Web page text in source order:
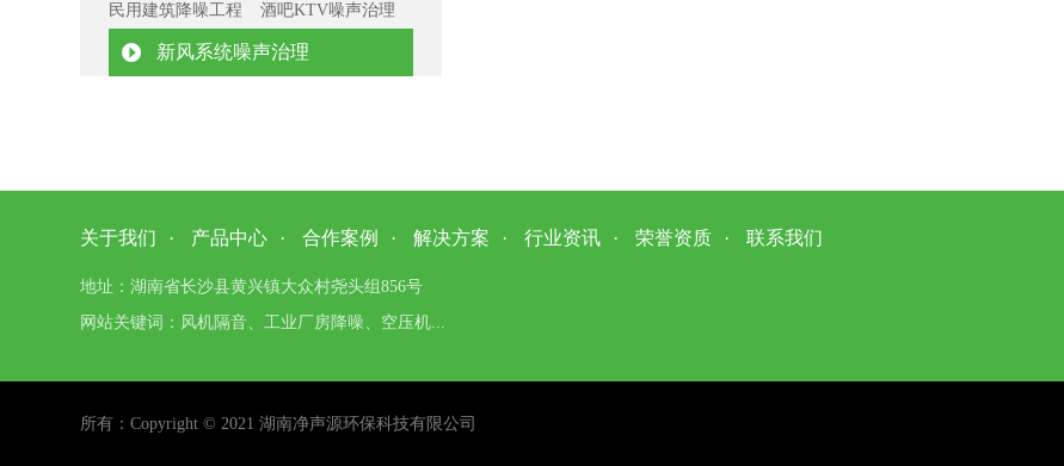
民用建筑降噪工程 酒吧KTV噪声治理
新风系统噪声治理
关于我们 · 产品中心 · 合作案例 · 解决方案 · 行业资讯 · 荣誉资质 · 联系我们
地址：湖南省长沙县黄兴镇大众村尧头组856号
网站关键词：风机隔音、工业厂房降噪、空压机...
所有：Copyright © 2021 湖南净声源环保科技有限公司